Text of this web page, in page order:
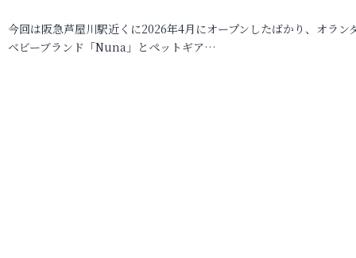
今回は阪急芦屋川駅近くに2026年4月にオープンしたばかり、オラン
ベビーブランド「Nuna」とペットギア…